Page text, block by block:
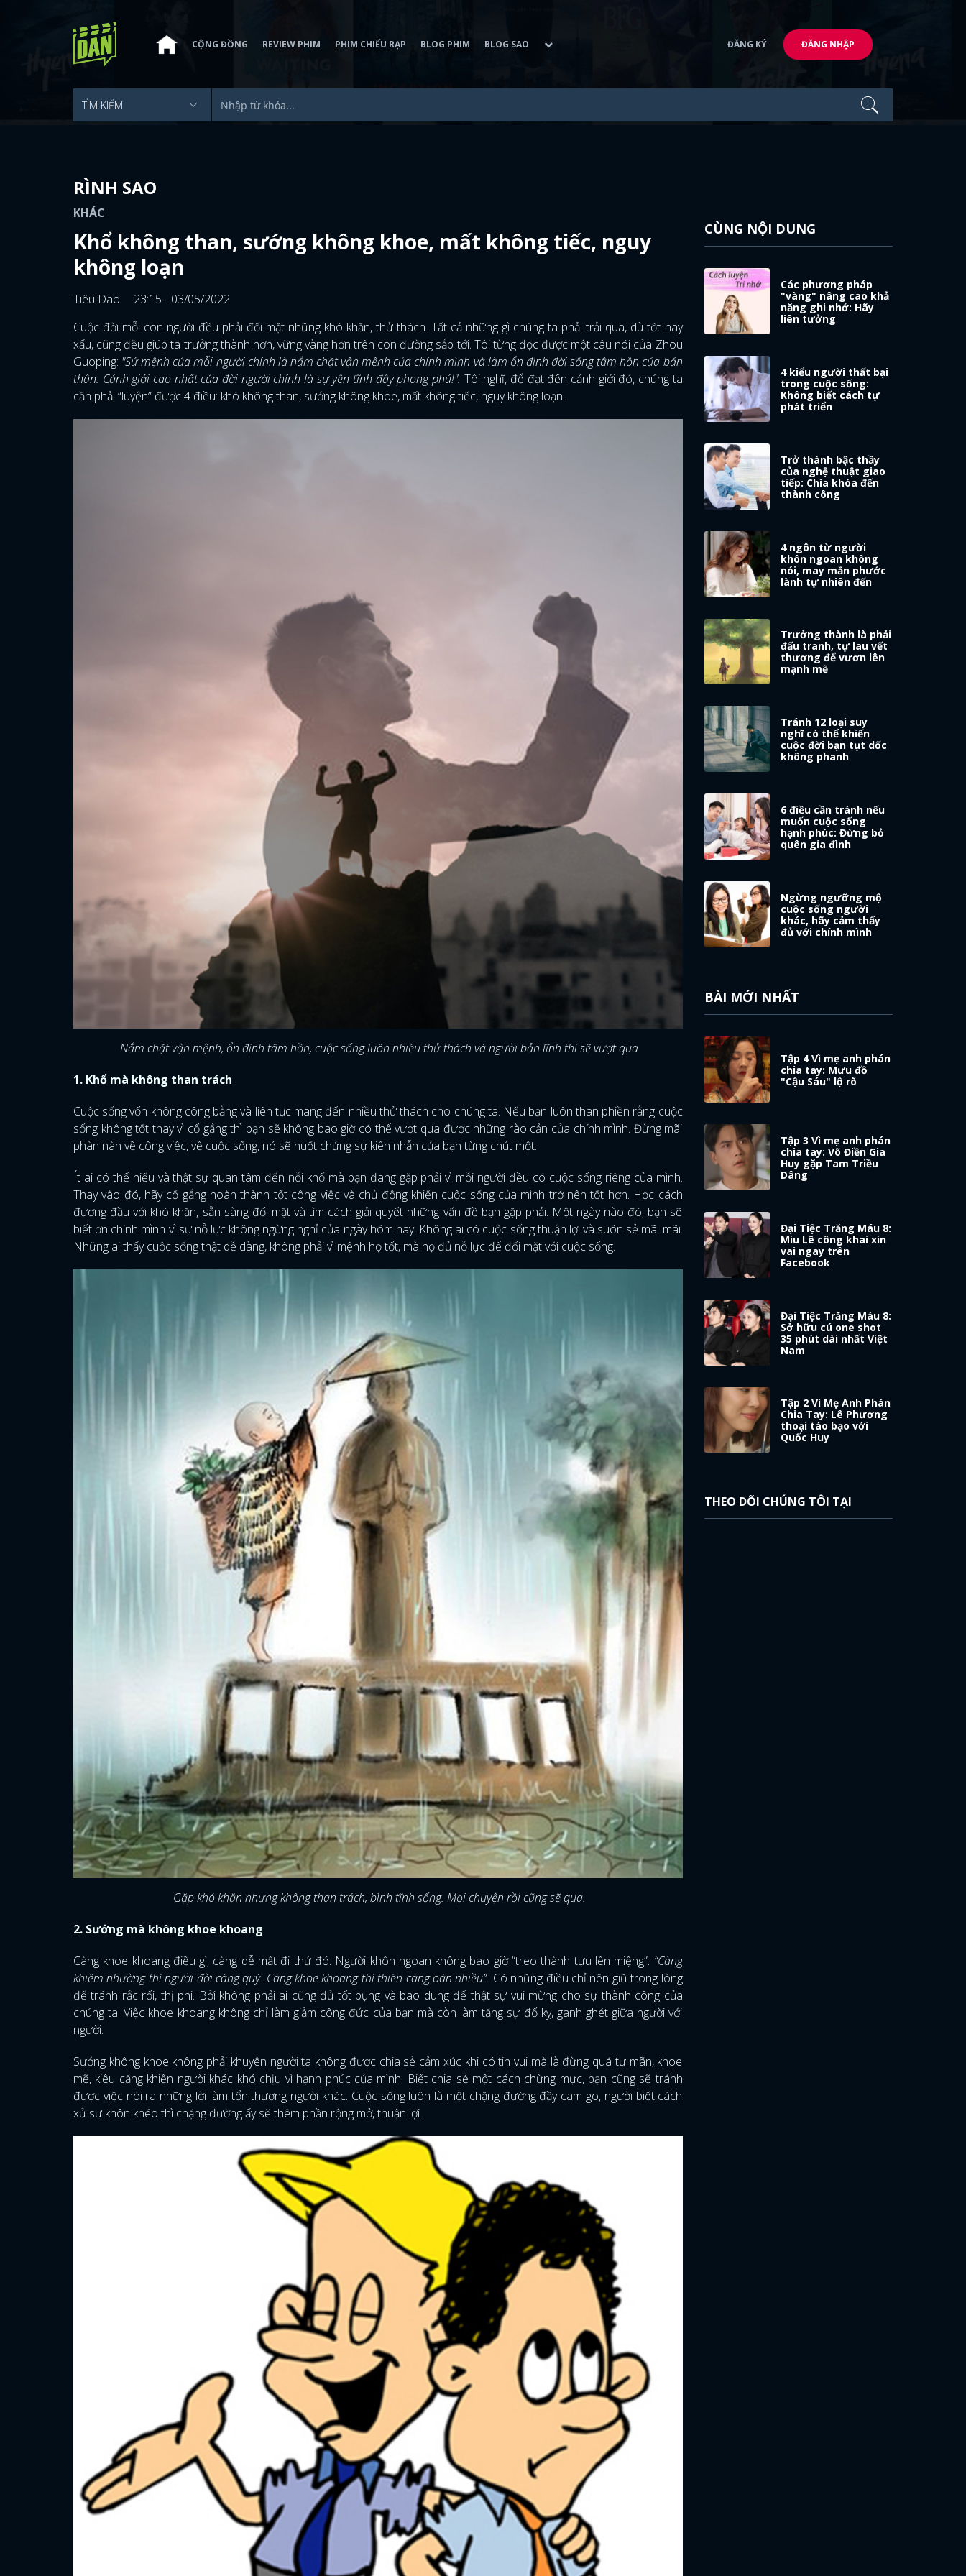
ĐĂNG NHẬP
FACEBOOK
CỘNG ĐỒNG REVIEW PHIM PHIM CHIẾU RẠP BLOG PHIM BLOG SAO ĐĂNG KÝ ĐĂNG NHẬP
RÌNH SAO
KHÁC
Khổ không than, sướng không khoe, mất không tiếc, nguy
không loạn
Tiêu Dao
23:15 - 03/05/2022
Cuộc đời mỗi con người đều phải đối mặt những khó khăn, thử thách. Tất cả những gì chúng ta phải trải qua, dù tốt hay
xấu, cũng đều giúp ta trưởng thành hơn, vững vàng hơn trên con đường sắp tới. Tôi từng đọc được một câu nói của Zhou
Guoping: "Sứ mệnh của mỗi người chính là nắm chặt vận mệnh của chính mình và làm ổn định đời sống tâm hồn của bản
thân. Cảnh giới cao nhất của đời người chính là sự yên tĩnh đầy phong phú!". Tôi nghĩ, để đạt đến cảnh giới đó, chúng ta
cần phải “luyện” được 4 điều: khó không than, sướng không khoe, mất không tiếc, nguy không loạn.
Nắm chặt vận mệnh, ổn định tâm hồn, cuộc sống luôn nhiều thử thách và người bản lĩnh thì sẽ vượt qua
1. Khổ mà không than trách
Cuộc sống vốn không công bằng và liên tục mang đến nhiều thử thách cho chúng ta. Nếu bạn luôn than phiền rằng cuộc
sống không tốt thay vì cố gắng thì bạn sẽ không bao giờ có thể vượt qua được những rào cản của chính mình. Đừng mãi
phàn nàn về công việc, về cuộc sống, nó sẽ nuốt chửng sự kiên nhẫn của bạn từng chút một.
Ít ai có thể hiểu và thật sự quan tâm đến nỗi khổ mà bạn đang gặp phải vì mỗi người đều có cuộc sống riêng của mình.
Thay vào đó, hãy cố gắng hoàn thành tốt công việc và chủ động khiến cuộc sống của mình trở nên tốt hơn. Học cách
đương đầu với khó khăn, sẵn sàng đối mặt và tìm cách giải quyết những vấn đề bạn gặp phải. Một ngày nào đó, bạn sẽ
biết ơn chính mình vì sự nỗ lực không ngừng nghỉ của ngày hôm nay. Không ai có cuộc sống thuận lợi và suôn sẻ mãi mãi.
Những ai thấy cuộc sống thật dễ dàng, không phải vì mệnh họ tốt, mà họ đủ nỗ lực để đối mặt với cuộc sống.
Gặp khó khăn nhưng không than trách, bình tĩnh sống. Mọi chuyện rồi cũng sẽ qua.
2. Sướng mà không khoe khoang
Càng khoe khoang điều gì, càng dễ mất đi thứ đó. Người khôn ngoan không bao giờ “treo thành tựu lên miệng”. “Càng
khiêm nhường thì người đời càng quý. Càng khoe khoang thì thiên càng oán nhiều”. Có những điều chỉ nên giữ trong lòng
để tránh rắc rối, thị phi. Bởi không phải ai cũng đủ tốt bụng và bao dung để thật sự vui mừng cho sự thành công của
chúng ta. Việc khoe khoang không chỉ làm giảm công đức của bạn mà còn làm tăng sự đố kỵ, ganh ghét giữa người với
người.
Sướng không khoe không phải khuyên người ta không được chia sẻ cảm xúc khi có tin vui mà là đừng quá tự mãn, khoe
mẽ, kiêu căng khiến người khác khó chịu vì hạnh phúc của mình. Biết chia sẻ một cách chừng mực, bạn cũng sẽ tránh
được việc nói ra những lời làm tổn thương người khác. Cuộc sống luôn là một chặng đường đầy cam go, người biết cách
xử sự khôn khéo thì chặng đường ấy sẽ thêm phần rộng mở, thuận lợi.
CÙNG NỘI DUNG
Các phương pháp
"vàng" nâng cao khả
năng ghi nhớ: Hãy
liên tưởng
4 kiểu người thất bại
trong cuộc sống:
Không biết cách tự
phát triển
Trở thành bậc thầy
của nghệ thuật giao
tiếp: Chìa khóa đến
thành công
4 ngôn từ người
khôn ngoan không
nói, may mắn phước
lành tự nhiên đến
Trưởng thành là phải
đấu tranh, tự lau vết
thương để vươn lên
mạnh mẽ
Tránh 12 loại suy
nghĩ có thể khiến
cuộc đời bạn tụt dốc
không phanh
6 điều cần tránh nếu
muốn cuộc sống
hạnh phúc: Đừng bỏ
quên gia đình
Ngừng ngưỡng mộ
cuộc sống người
khác, hãy cảm thấy
đủ với chính mình
BÀI MỚI NHẤT
Tập 4 Vì mẹ anh phán
chia tay: Mưu đồ
"Cậu Sáu" lộ rõ
Tập 3 Vì mẹ anh phán
chia tay: Võ Điền Gia
Huy gặp Tam Triều
Dâng
Đại Tiệc Trăng Máu 8:
Miu Lê công khai xin
vai ngay trên
Facebook
Đại Tiệc Trăng Máu 8:
Sở hữu cú one shot
35 phút dài nhất Việt
Nam
Tập 2 Vì Mẹ Anh Phán
Chia Tay: Lê Phương
thoại táo bạo với
Quốc Huy
THEO DÕI CHÚNG TÔI TẠI